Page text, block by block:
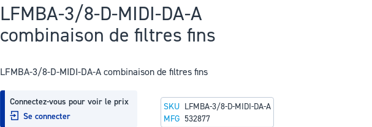
LFMBA-3/8-D-MIDI-DA-A
combinaison de filtres fins
LFMBA-3/8-D-MIDI-DA-A combinaison de filtres fins
Connectez-vous pour voir le prix
Se connecter
SKU LFMBA-3/8-D-MIDI-DA-A
MFG 532877